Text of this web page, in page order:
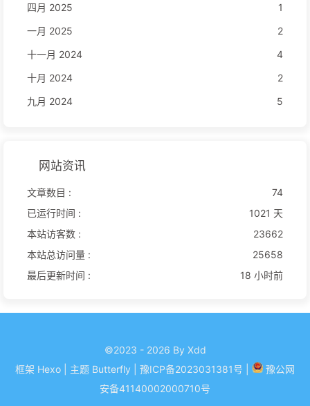
四月 2025
1
一月 2025
2
十一月 2024
4
十月 2024
2
九月 2024
5
网站资讯
文章数目 :
74
已运行时间 :
1021 天
本站访客数 :
23662
本站总访问量 :
25658
最后更新时间 :
18 小时前
©2023 - 2026 By Xdd
框架 Hexo 主题 Butterfly | 豫ICP备2023031381号
豫公网
安备41140002000710号